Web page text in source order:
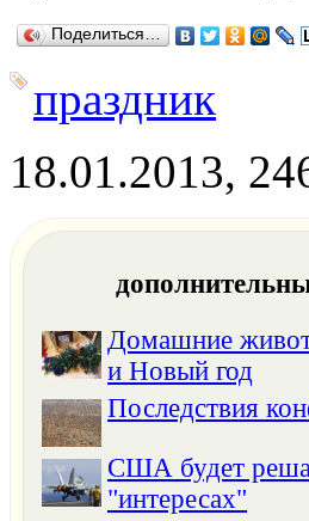
Поделиться…
праздник
18.01.2013,
Домашние
и Новый год
Последствия
США будет
"интересах"